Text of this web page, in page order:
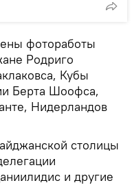
фотоработы
Родриго
Кубы
Берта Шоофса,
Нидерландов
столицы
и другие